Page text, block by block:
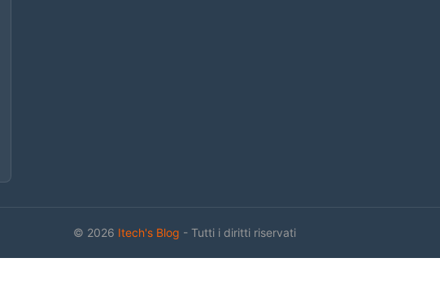
© 2026 Itech's Blog - Tutti i diritti riservati